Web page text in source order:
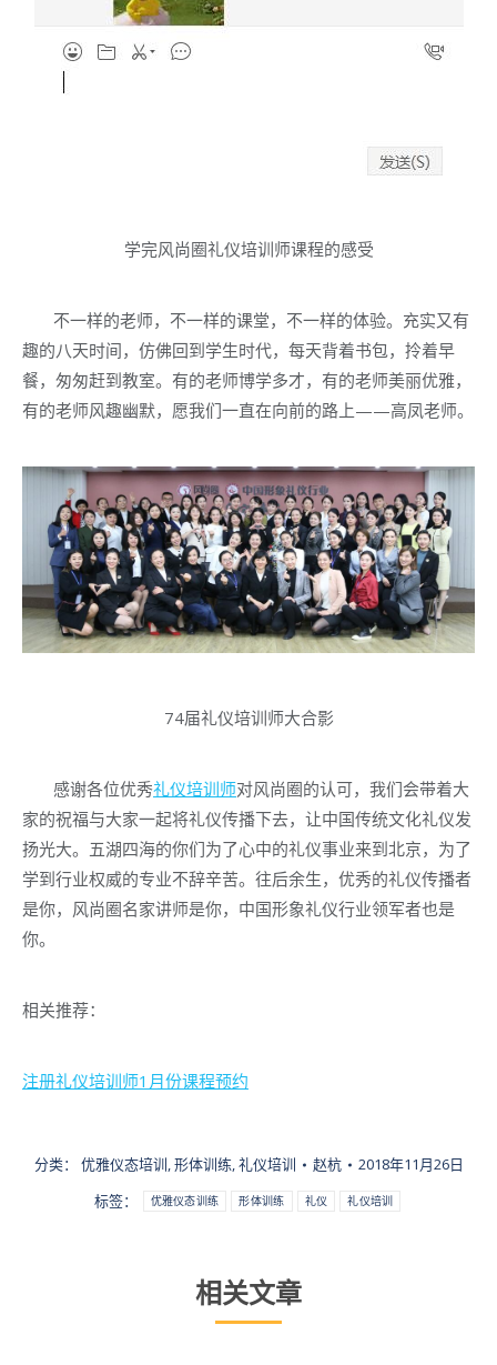
学完风尚圈礼仪培训师课程的感受
不一样的老师，不一样的课堂，不一样的体验。充实又有
趣的八天时间，仿佛回到学生时代，每天背着书包，拎着早
餐，匆匆赶到教室。有的老师博学多才，有的老师美丽优雅，
有的老师风趣幽默，愿我们一直在向前的路上——高凤老师。
74届礼仪培训师大合影
感谢各位优秀礼仪培训师对风尚圈的认可，我们会带着大
家的祝福与大家一起将礼仪传播下去，让中国传统文化礼仪发
扬光大。五湖四海的你们为了心中的礼仪事业来到北京，为了
学到行业权威的专业不辞辛苦。往后余生，优秀的礼仪传播者
是你，风尚圈名家讲师是你，中国形象礼仪行业领军者也是
你。
相关推荐：
注册礼仪培训师1月份课程预约
分类： 优雅仪态培训,形体训练,礼仪培训 赵杭
2018年11月26日
标签：
优雅仪态训练 形体训练 礼仪 礼仪培训
相关文章